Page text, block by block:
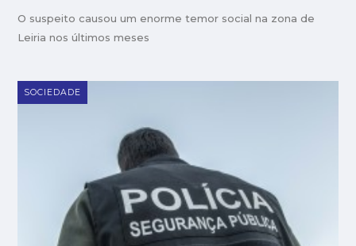
O suspeito causou um enorme temor social na zona de
Leiria nos últimos meses
SOCIEDADE